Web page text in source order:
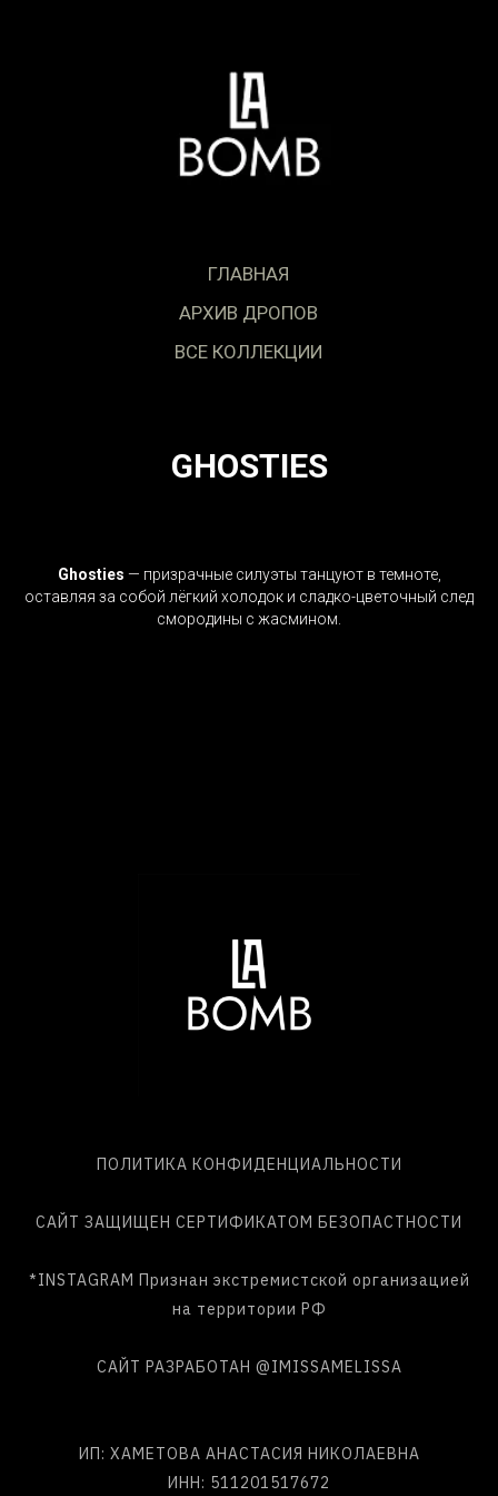
GHOSTIES
Ghosties — призрачные силуэты танцуют в темноте,
оставляя за собой лёгкий холодок и сладко-цветочный след
смородины с жасмином.
ПОЛИТИКА КОНФИДЕНЦИАЛЬНОСТИ
САЙТ ЗАЩИЩЕН СЕРТИФИКАТОМ БЕЗОПАСТНОСТИ
*INSTAGRAM Признан экстремистской организацией
на территории РФ
САЙТ РАЗРАБОТАН @IMISSAMELISSA
ИП: ХАМЕТОВА АНАСТАСИЯ НИКОЛАЕВНА
ИНН: 511201517672